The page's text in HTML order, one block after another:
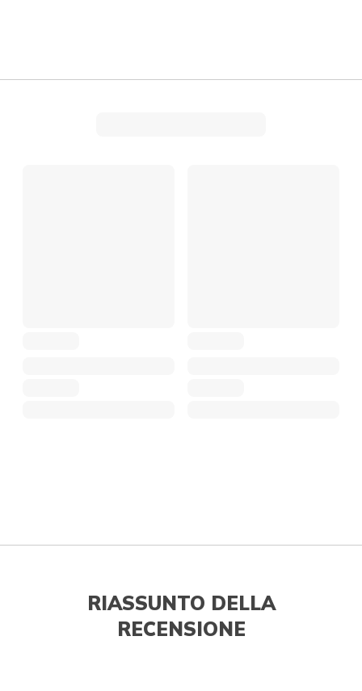
RIASSUNTO DELLA
RECENSIONE